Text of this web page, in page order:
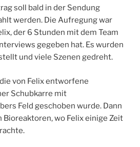
soll bald in der Sendung
werden. Die Aufregung war
der 6 Stunden mit dem Team
gegeben hat. Es wurden
und viele Szenen gedreht.
von Felix entworfene
Schubkarre mit
Feld geschoben wurde. Dann
Bioreaktoren, wo Felix einige Zeit